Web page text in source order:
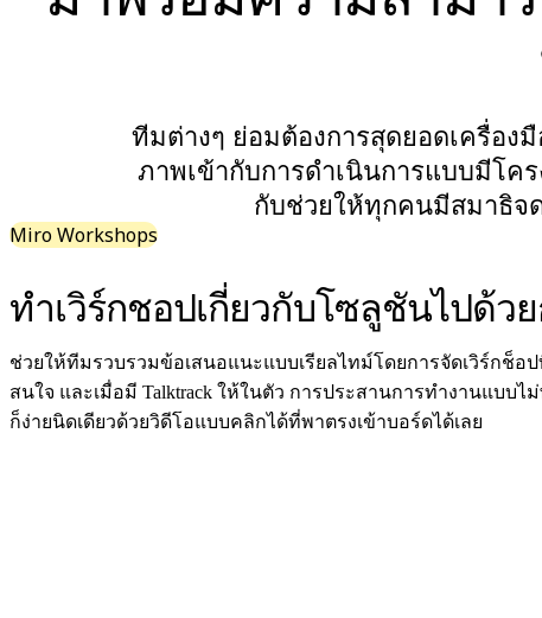
แผนผังความคิด
การจัดทำแผนการทำงาน
การแมปกระบวนการ
การออกแบบและเอกสารทางเทคนิค
ต้นแบบและไวร์เฟรม
การสังเคราะห์งานวิจัย
เวิร์คชอปการออกแบบ
การวางแผนเป้าหมาย
การออกแบบองค์กร
โซลูชัน
ทีมต่างๆ ย่อมต้องการสุดยอดเครื่อง
ภาพเข้ากับการดำเนินการแบบมีโค
กับช่วยให้ทุกคนมีสมาธิจ
Miro Workshops
ทำเวิร์กชอปเกี่ยวกับโซลูชันไปด้ว
ช่วยให้ทีมรวบรวมข้อเสนอแนะแบบเรียลไทม์โดยการจัดเวิร์กช็อ
สนใจ และเมื่อมี Talktrack ให้ในตัว การประสานการทำงานแบบไ
ก็ง่ายนิดเดียวด้วยวิดีโอแบบคลิกได้ที่พาตรงเข้าบอร์ดได้เลย